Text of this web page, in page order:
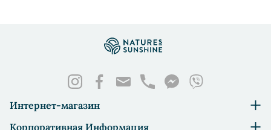
Интернет-магазин
Корпоративная Информация